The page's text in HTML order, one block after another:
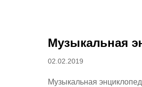
Музыкальная
Posted
02.02.2019
Музыкальная